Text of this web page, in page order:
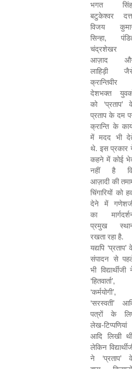
भगत सिंह
बटुकेश्वर दत्त
विजय
सिन्हा,
चंद्रशेखर
आज़ाद
लाहिड़ी
क्रान्तिवीर
देशभक्त
को ‘प्रताप’
प्रताप के दम
क्रान्ति के
में मदद भी
थे. इस प्रकार
कहने में कोई
नहीं है
आज़ादी की
चिंगारियों को
देने में
का
प्रमुख
रखता रहा है.
यद्यपि ‘प्रताप’
संपादन से
भी विद्यार्थीजी
‘हितवार्ता’,
‘कर्मयोगी’,
‘सरस्वती’
पत्रों के
लेख-टिप्पणियां
आदि लिखी
लेकिन
ने ‘प्रताप’